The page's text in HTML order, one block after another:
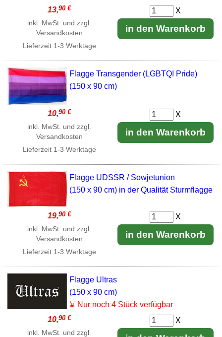
13,90 €
inkl. MwSt. und zzgl.
Versandkosten
Lieferzeit 1-3 Werktage
X
in den Warenkorb
Flagge Transgender (LGBTQI Pride)
(150 x 90 cm)
10,90 €
inkl. MwSt. und zzgl.
Versandkosten
Lieferzeit 1-3 Werktage
X
in den Warenkorb
Flagge UDSSR / Sowjetunion
(150 x 90 cm) in der Qualität Sturmflagge
19,90 €
inkl. MwSt. und zzgl.
Versandkosten
Lieferzeit 1-3 Werktage
X
in den Warenkorb
Flagge Ultras
(150 x 90 cm)
⌛ Nur noch 4 Stück verfügbar
10,90 €
inkl. MwSt. und zzgl.
X